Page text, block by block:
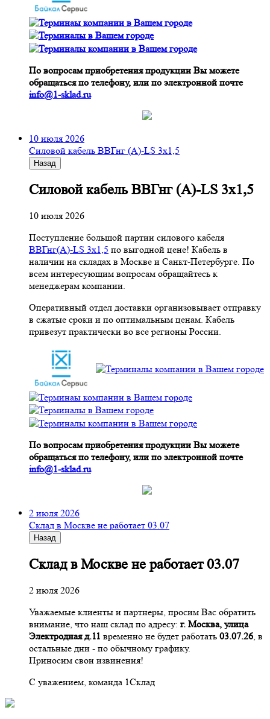
По вопросам приобретения продукции Вы можете
обращаться по телефону, или по электронной почте
info@1-sklad.ru
10 июля 2026
Cиловой кабель ВВГнг (A)-LS 3х1,5
Назад
Cиловой кабель ВВГнг (A)-LS 3х1,5
10 июля 2026
Поступление большой партии силового кабеля
ВВГнг(A)-LS 3х1,5 по выгодной цене! Кабель в
наличии на складах в Москве и Санкт-Петербурге. По
всем интересующим вопросам обращайтесь к
менеджерам компании.
Оперативный отдел доставки организовывает отправку
в сжатые сроки и по оптимальным ценам. Кабель
привезут практически во все регионы России.
По вопросам приобретения продукции Вы можете
обращаться по телефону, или по электронной почте
info@1-sklad.ru
2 июля 2026
Склад в Москве не работает 03.07
Назад
Склад в Москве не работает 03.07
2 июля 2026
Уважаемые клиенты и партнеры, просим Вас обратить
внимание, что наш склад по адресу: г. Москва, улица
Электродная д.11 временно не будет работать 03.07.26, в
остальные дни - по обычному графику.
Приносим свои извинения!
С уважением, команда 1Склад